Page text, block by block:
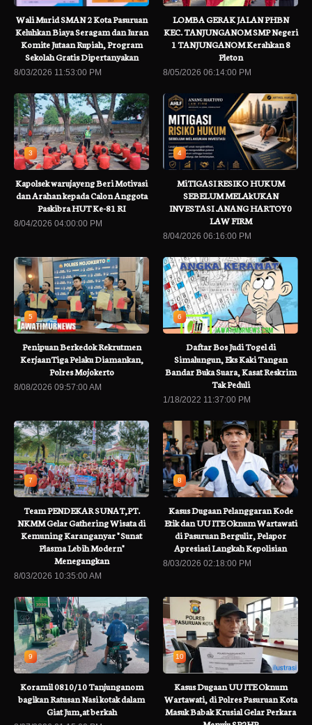
Wali Murid SMAN 2 Kota Pasuruan
Keluhkan Biaya Seragam dan Iuran
Komite Jutaan Rupiah, Program
Sekolah Gratis Dipertanyakan
8/03/2026 11:53:00 PM
LOMBA GERAK JALAN PHBN
KEC. TANJUNGANOM SMP Negeri
1 TANJUNGANOM Kerahkan 8
Pleton
8/05/2026 06:14:00 PM
3
Kapolsek warujayeng Beri Motivasi
dan Arahan kepada Calon Anggota
Paskibra HUT Ke-81 RI
8/04/2026 04:00:00 PM
4
MiTIGASI RESIKO HUKUM
SEBELUM MELAkUKAN
INVESTASI .ANANG HARTOY0
LAW FIRM
8/04/2026 06:16:00 PM
5
Penipuan Berkedok Rekrutmen
KerjaanTiga Pelaku Diamankan,
Polres Mojokerto
8/08/2026 09:57:00 AM
6
Daftar Bos Judi Togel di
Simalungun, Eks Kaki Tangan
Bandar Buka Suara, Kasat Reskrim
Tak Peduli
1/18/2022 11:37:00 PM
7
Team PENDEKAR SUNAT,PT.
NKMM Gelar Gathering Wisata di
Kemuning Karanganyar " Sunat
Plasma Lebih Modern"
Menegangkan
8/03/2026 10:35:00 AM
8
Kasus Dugaan Pelanggaran Kode
Etik dan UU ITE Oknum Wartawati
di Pasuruan Bergulir, Pelapor
Apresiasi Langkah Kepolisian
8/03/2026 02:18:00 PM
9
Koramil 0810/10 Tanjunganom
bagikan Ratusan Nasi kotak dalam
Giat Jum,at berkah
10
Kasus Dugaan UU ITE Oknum
Wartawati, di Polres Pasuruan Kota
Masuk Babak Krusial Gelar Perkara